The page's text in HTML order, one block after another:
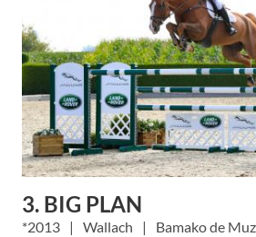
3. BIG PLAN
2013 Wallach
Bamako de